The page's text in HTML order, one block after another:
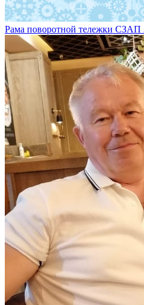
Рама поворотной тележки СЗАП